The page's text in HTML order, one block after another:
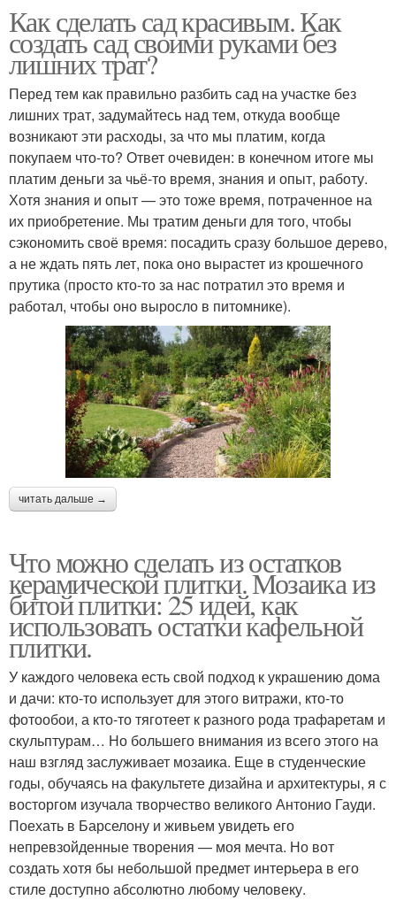
Как сделать сад красивым. Как
создать сад своими руками без
лишних трат?
Перед тем как правильно разбить сад на участке без
лишних трат, задумайтесь над тем, откуда вообще
возникают эти расходы, за что мы платим, когда
покупаем что-то? Ответ очевиден: в конечном итоге мы
платим деньги за чьё-то время, знания и опыт, работу.
Хотя знания и опыт — это тоже время, потраченное на
их приобретение. Мы тратим деньги для того, чтобы
сэкономить своё время: посадить сразу большое дерево,
а не ждать пять лет, пока оно вырастет из крошечного
прутика (просто кто-то за нас потратил это время и
работал, чтобы оно выросло в питомнике).
читать дальше →
Что можно сделать из остатков
керамической плитки. Мозаика из
битой плитки: 25 идей, как
использовать остатки кафельной
плитки.
У каждого человека есть свой подход к украшению дома
и дачи: кто-то использует для этого витражи, кто-то
фотообои, а кто-то тяготеет к разного рода трафаретам и
скульптурам… Но большего внимания из всего этого на
наш взгляд заслуживает мозаика. Еще в студенческие
годы, обучаясь на факультете дизайна и архитектуры, я с
восторгом изучала творчество великого Антонио Гауди.
Поехать в Барселону и живьем увидеть его
непревзойденные творения — моя мечта. Но вот
создать хотя бы небольшой предмет интерьера в его
стиле доступно абсолютно любому человеку.